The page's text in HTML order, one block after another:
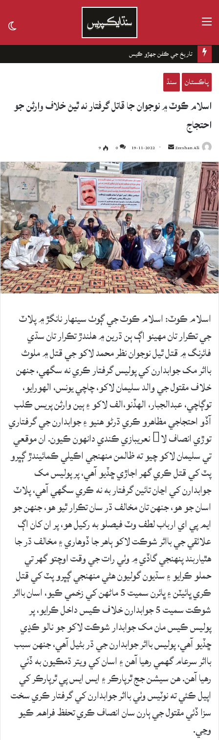
تاريخ جي ڪفن جھڙو ڪيس
پاڪستان سنڌ
اسلام ڪوٽ ۾ نوجوان جا قاتل گرفتار نه ٿيڻ خلاف وارثن جو
احتجاج
Zeeshan Ali
Send
an
email
19-11-2022
0
9
اسلام ڪوٽ: اسلام ڪوٽ جي ڳوٺ سينهار نانگڙ ۾ پلاٽ
جي تڪرار تان مهينو اڳ ٻن ڌرين ۾ هلندڙ تڪرار تان سڌي
فائرنگ ۾ قتل ٿيل نوجوان نظر محمد لاکو جي قتل ۾ ملوث
بااثر مک جوابدارن کي پوليس گرفتار ڪري نه سگهي، جنهن
خلاف مقتول جي والد سليمان لاکو، چاچي يونس، الهورايو،
توڳاچي، عبدالجبار، الهڏنو،الف لاکو ۽ ٻين وارثن پريس ڪلب
آڏو احتجاجي مظاهرو ڪري ڌرڻو هنيو ۽ جوابدارن جي گرفتاري
توڙي انصاف لا نعريبازي ڪندي دانهون ڪيون. ان موقعي
تي سليمان لاکو چيو ته ظالمن منهنجي اڪيلي ڪمائيندڙ ڳڀرو
پٽ کي قتل ڪري گهر اجاڙي ڇڏيو آهي، پر پوليس مک
جوابدارن کي اڃان تائين گرفتار به نه ڪري سگهي آهي، پلاٽ
اسان جو هو، جنهن تان مخالف ڌر سان تڪرار ٿيو هو، جنهن جو
ايم پي اي ارباب لطف وٽ فيصلو به رکيل هو، پر ان کان اڳ
علائقي جي بااثر شوڪت لاکو ٻاهر جا ڏوهاري ۽ مخالف ڌر جا
هٿياربند پنهنجي گاڏي ۾ وٺي رات جي وقت اوچتو گهر تي
حملو ڪرايو ۽ سڌيون گوليون هڻي منهنجي ڳڀرو پٽ کي قتل
ڪري ڀائيٽن ۽ ڀائرن سميت 5 ماڻهن کي زخمي ڪيو، اسان بااثر
شوڪت سميت 5 جوابدارن خلاف ڪيس داخل ڪرايو، پر
پوليس ڪيس مان مک جوابدار شوڪت لاکو جو نالو ڪڍي
ڇڏيو آهي، پوليس بااثر جوابدارن جي ڌر بڻيل آهي، جنهن سبب
بااثر سرعام گهمي رهيا آهن ۽ اسان کي ويتر ڌمڪيون به ڏئي
رهيا آهن. هن سيشن جج ٿرپارڪر ۽ ايس ايس پي ٿرپارڪر کي
اپيل ڪئي ته نوٽيس وٺي بااثر جوابدارن کي گرفتار ڪري سخت
سزا ڏئي مقتول جي ٻارن سان انصاف ڪري تحفظ فراهم ڪيو
وڃي.